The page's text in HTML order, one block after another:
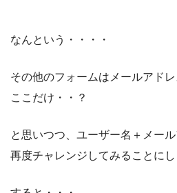
なんという・・・・
その他のフォームはメールアド
ここだけ・・？
と思いつつ、ユーザー名＋メー
再度チャレンジしてみることにし